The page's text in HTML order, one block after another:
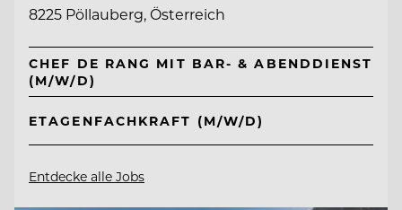
8225 Pöllauberg, Österreich
CHEF DE RANG MIT BAR- & ABENDDIENST
(M/W/D)
ETAGENFACHKRAFT (M/W/D)
Entdecke alle Jobs